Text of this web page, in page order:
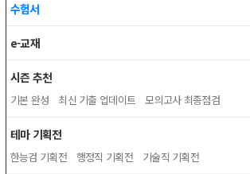
수험서
e-교재
시즌 추천
기본 완성 최신 기출 업데이트 모의고사 최종점검
테마 기획전
한능검 기획전 행정직 기획전 기술직 기획전